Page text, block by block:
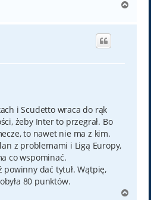
g
i Scudetto wraca do rąk
żeby Inter to przegrał. Bo
to nawet nie ma z kim.
z problemami i Ligą Europy,
co wspominać.
powinny dać tytuł. Wątpię,
80 punktów.